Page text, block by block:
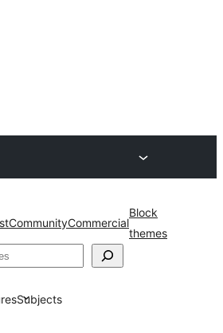
CommunityCommercial
Block
themes
Subjects